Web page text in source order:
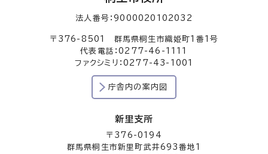
法人番号：9000020102032
〒376-8501 群馬県桐生市織姫町1番1号
代表電話：0277-46-1111
ファクシミリ：0277-43-1001
庁舎内の案内図
新里支所
〒376-0194
群馬県桐生市新里町武井693番地1